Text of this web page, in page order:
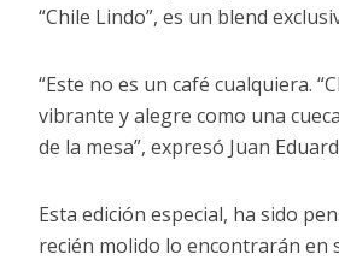
“Chile Lindo”, es un blend
“Este no es un café cualquiera.
vibrante y alegre como una
de la mesa”, expresó Juan
Esta edición especial, ha sido
recién molido lo encontrarán en